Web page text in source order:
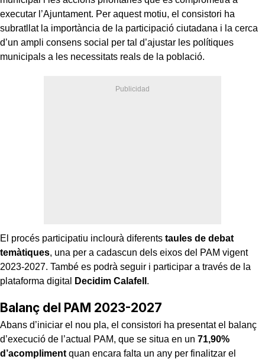
executar l’Ajuntament. Per aquest motiu, el consistori ha
subratllat la importància de la participació ciutadana i la cerca
d’un ampli consens social per tal d’ajustar les polítiques
municipals a les necessitats reals de la població.
El procés participatiu inclourà diferents taules de debat
temàtiques, una per a cadascun dels eixos del PAM vigent
2023-2027. També es podrà seguir i participar a través de la
plataforma digital
Decidim Calafell .
Balanç del PAM 2023-2027
Abans d’iniciar el nou pla, el consistori ha presentat el balanç
d’execució de l’actual PAM, que se situa en un 71,90%
d’acompliment quan encara falta un any per finalitzar el